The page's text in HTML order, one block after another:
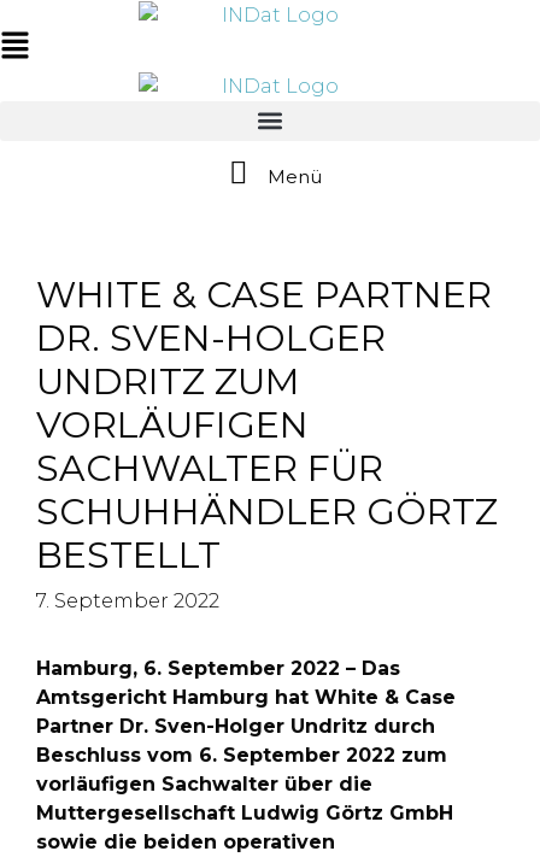
springen
Inhalt
Main
Menü
WHITE & CASE PARTNER
DR. SVEN-HOLGER
UNDRITZ ZUM
VORLÄUFIGEN
SACHWALTER FÜR
SCHUHHÄNDLER GÖRTZ
BESTELLT
7. September 2022
Hamburg, 6. September 2022 – Das
Amtsgericht Hamburg hat White & Case
Partner Dr. Sven-Holger Undritz durch
Beschluss vom 6. September 2022 zum
vorläufigen Sachwalter über die
Muttergesellschaft Ludwig Görtz GmbH
sowie die beiden operativen